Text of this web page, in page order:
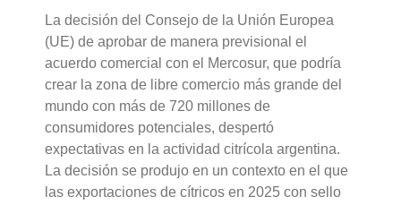
La decisión del Consejo de la Unión Europea
(UE) de aprobar de manera previsional el
acuerdo comercial con el Mercosur, que podría
crear la zona de libre comercio más grande del
mundo con más de 720 millones de
consumidores potenciales, despertó
expectativas en la actividad citrícola argentina.
La decisión se produjo en un contexto en el que
las exportaciones de cítricos en 2025 con sello